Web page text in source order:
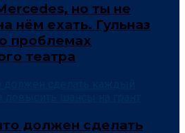
но ты не
нём ехать. Гульназ
проблемах
театра
должен сделать